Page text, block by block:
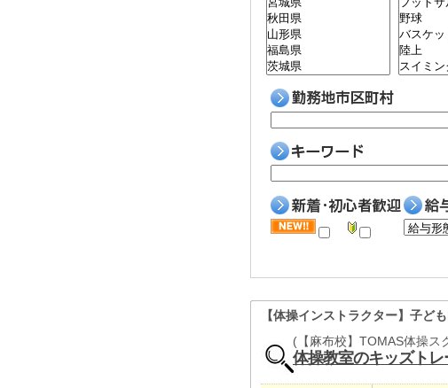
【体操インストラクター】子ど
(【麻布校】TOMAS体操ス
体操教室のキッズト